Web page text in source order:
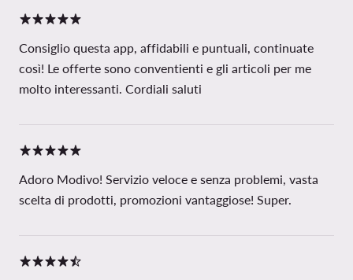
Consiglio questa app, affidabili e puntuali, continuate
così! Le offerte sono conventienti e gli articoli per me
molto interessanti. Cordiali saluti
Adoro Modivo! Servizio veloce e senza problemi, vasta
scelta di prodotti, promozioni vantaggiose! Super.